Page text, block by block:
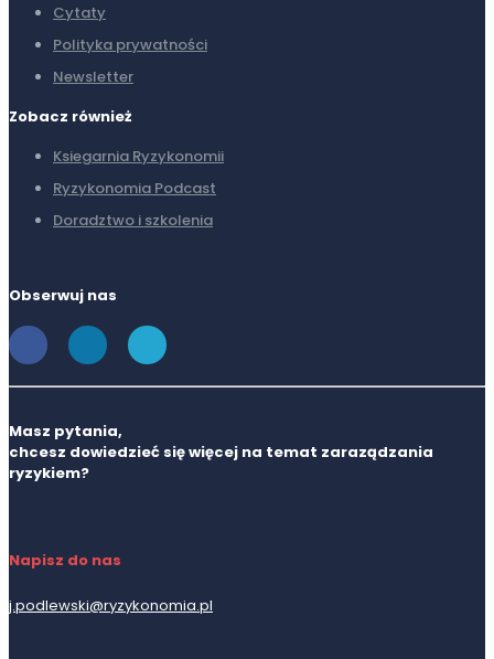
Cytaty
Polityka prywatności
Newsletter
Zobacz również
Ksiegarnia Ryzykonomii
Ryzykonomia Podcast
Doradztwo i szkolenia
Obserwuj nas
Masz pytania,
chcesz dowiedzieć się więcej na temat zaraządzania
ryzykiem?
Napisz do nas
j.podlewski@ryzykonomia.pl